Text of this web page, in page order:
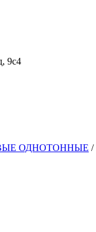
9с4
ОДНОТОННЫЕ /